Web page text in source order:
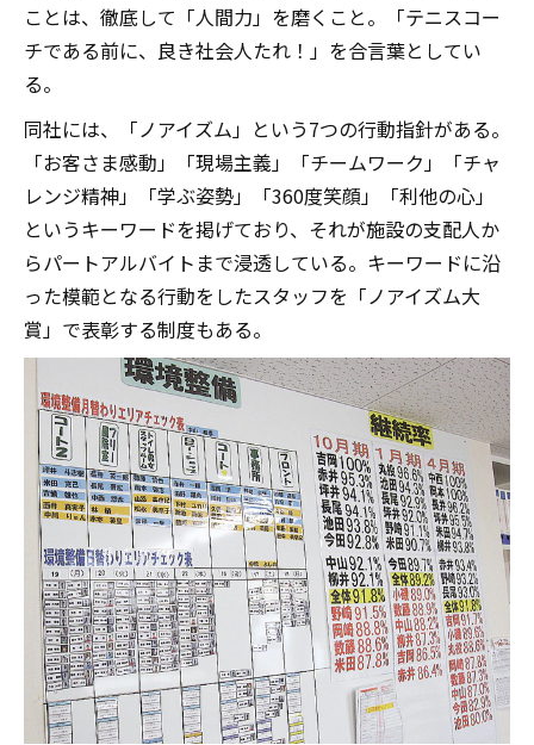
ことは、徹底して「人間力」を磨くこと。「テニスコー
チである前に、良き社会人たれ！」を合言葉としてい
る。
同社には、「ノアイズム」という7つの行動指針がある。
「お客さま感動」「現場主義」「チームワーク」「チャ
レンジ精神」「学ぶ姿勢」「360度笑顔」「利他の心」
というキーワードを掲げており、それが施設の支配人か
らパートアルバイトまで浸透している。キーワードに沿
った模範となる行動をしたスタッフを「ノアイズム大
賞」で表彰する制度もある。